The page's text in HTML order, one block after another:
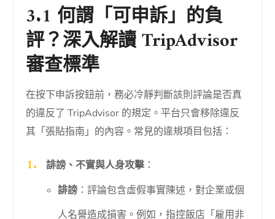
3.1 何謂「可申訴」的負
評？深入解讀 TripAdvisor
審查標準
在按下申訴按鈕前，務必冷靜判斷該則評論是否真
的違反了 TripAdvisor 的規定。平台只會移除違反
其「張貼指南」的內容。常見的違規項目包括：
誹謗、不實與人身攻擊：
誹謗：評論包含虛假事實陳述，對企業或個
人名譽造成損害。例如，指控飯店「雇用非